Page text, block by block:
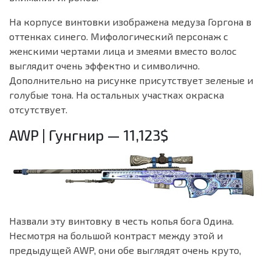
На корпусе винтовки изображена медуза Горгона в
оттенках синего. Мифологический персонаж с
женскими чертами лица и змеями вместо волос
выглядит очень эффектно и символично.
Дополнительно на рисунке присутствует зеленые и
голубые тона. На остальных участках окраска
отсутствует.
AWP | Гунгнир — 11,123$
Назвали эту винтовку в честь копья бога Одина.
Несмотря на большой контраст между этой и
предыдущей AWP, они обе выглядят очень круто,